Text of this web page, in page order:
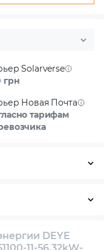
Solarverse
грн
Новая Почта
тарифам
DEYE